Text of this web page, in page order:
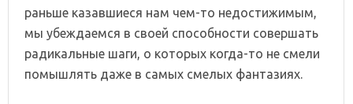
раньше казавшиеся нам чем-то недостижимым,
мы убеждаемся в своей способности совершать
радикальные шаги, о которых когда-то не смели
помышлять даже в самых смелых фантазиях.